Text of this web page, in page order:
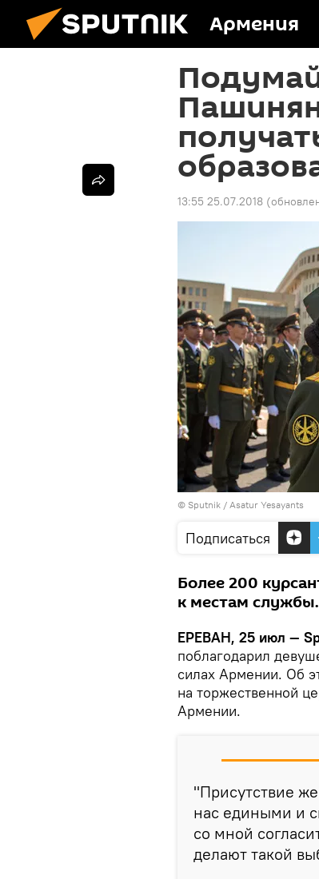
Армения
13:55 25.07.2018
© Sputnik / Asatur Yesayants
Подписаться
Более 200
к местам
ЕРЕВАН, 25 июл —
поблагодарил
силах Армении. Об
на торжественной
Армении.
"Присутствие
нас едиными и
со мной
делают такой